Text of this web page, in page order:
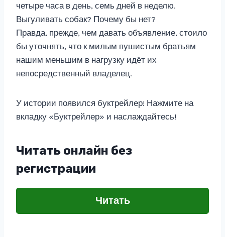
четыре часа в день, семь дней в неделю.
Выгуливать собак? Почему бы нет?
Правда, прежде, чем давать объявление, стоило
бы уточнять, что к милым пушистым братьям
нашим меньшим в нагрузку идёт их
непосредственный владелец.
У истории появился буктрейлер! Нажмите на
вкладку «Буктрейлер» и наслаждайтесь!
Читать онлайн без
регистрации
Читать